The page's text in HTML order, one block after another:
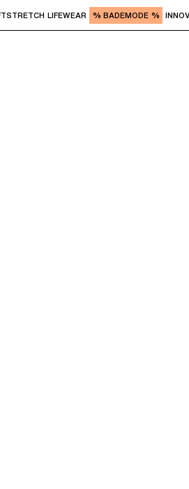
unten" oder "Eingabe" zum
LIFEWEAR % BADEMODE %